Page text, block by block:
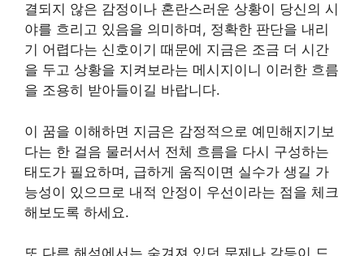
결되지 않은 감정이나 혼란스러운 상황이 당신의 시
야를 흐리고 있음을 의미하며, 정확한 판단을 내리
기 어렵다는 신호이기 때문에 지금은 조금 더 시간
을 두고 상황을 지켜보라는 메시지이니 이러한 흐름
을 조용히 받아들이길 바랍니다.
이 꿈을 이해하면 지금은 감정적으로 예민해지기보
다는 한 걸음 물러서서 전체 흐름을 다시 구성하는
태도가 필요하며, 급하게 움직이면 실수가 생길 가
능성이 있으므로 내적 안정이 우선이라는 점을 체크
해보도록 하세요.
또 다른 해석에서는 숨겨져 있던 문제나 갈등이 드